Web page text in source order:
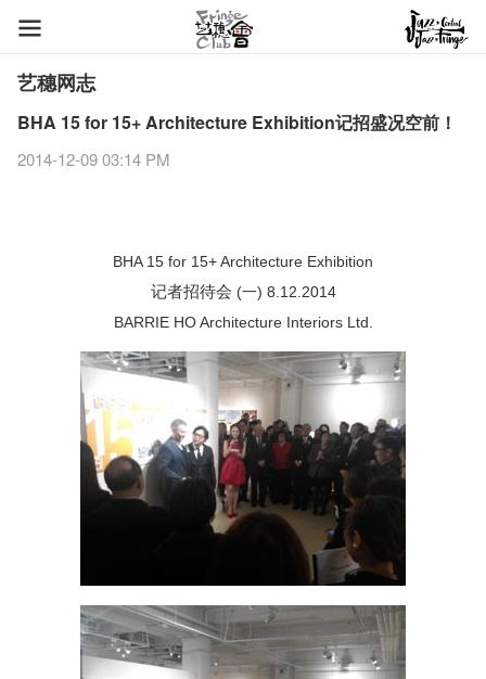
艺穗网志
BHA 15 for 15+ Architecture Exhibition记招盛况空前！
2014-12-09 03:14 PM
BHA 15 for 15+ Architecture Exhibition
记者招待会 (一) 8.12.2014
BARRIE HO Architecture Interiors Ltd.